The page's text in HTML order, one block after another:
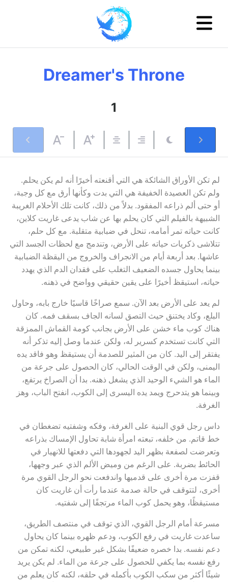
Dreamer's Throne
1
لم تكن الأوراق الشائكة هي التي أقنعته أخيرًا أنه لم يكن يحلم.
ولم تكن العصيدة الخفيفة هي التي بدت وكأنها أرق مع كل وجبة،
أو حتى ألم ذراعه المفقود. بدلاً من ذلك، كانت تلك الأحلام الغريبة
الشبيهة بالفيلم التي كان يحلم بها عن شاب يدعى غاريت كلاين،
كانت حياته تمر أمامه، تنحل في ضبابية متقلبة. مع كل حلم،
تتلاشى ذكريات حياته على الأرض، وتندمج مع لحظات الجسد التي
عاشها. بعد أربعة أيام من الانجراف والخروج من اليقظة الضبابية
بينما يحاول جسده الضعيف التغلب على فقدان الدم الذي يهدد
حياته، استيقظ أخيرًا على يقين حقيقي وواضح في ذهنه.
لم يعد على الأرض بعد الآن. سمع صراخًا قاسيًا خارج بابه، وحاول
البلع، وكاد يختنق حيث التصق لسانه الجاف بسقف فمه. كان
هناك كوب ماء خشن على الأرض بجانب كومة القماش الممزقة
التي كانت تستخدم كسرير له، ولكن عندما وصل إليه تذكر أنه
يفتقر إلى اليد. كان من المثير للصدمة أن يستيقظ وهو فاقد يده
اليمنى، ولكن في الوقت الحالي، كان الحصول على جرعة من
الماء هو الشيء الوحيد الذي يشغل ذهنه. بدا أن الصراخ يرتفع،
وبينما هو يتدحرج ويمد يده اليسرى إلى الكوب، انفتح الباب، وهز
الغرفة.
داس رجل قوي البنية على الغرفة، وفكه وشفتيه تضغطان في
خط قاتم. من خلفه، تبعته امرأة شابة تحاول الإمساك بذراعه
وتعرضت لصفعة بظهر اليد لجهودها التي دفعتها للانهيار في
الحائط بضربة. على الرغم من وميض الألم الذي عبر وجهها،
قفزت مرة أخرى على قدميها واندفعت نحو الرجل القوي مرة
أخرى، لتتوقف في حالة صدمة عندما رأت أن غاريت كان
مستيقظًا، وهو يحمل كوب الماء مرتجفًا إلى شفتيه.
مسرعة أمام الرجل القوي، الذي توقف في منتصف الطريق،
ساعدت غاريت في رفع الكوب، ودعم ظهره بينما كان يحاول
دعم نفسه. بدا خصره ضعيفًا بشكل غير طبيعي، لكنه تمكن من
رفع نفسه بما يكفي للحصول على جرعة من الماء. لم يكن يريد
شيئًا أكثر من سكب الكوب بأكمله في حلقه، لكنه كان يعلم من